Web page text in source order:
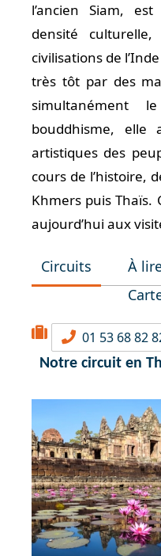
l’ancien Siam,
densité
civilisations de
très tôt par des
simultanément
bouddhisme, elle
artistiques des
cours de l’histoire,
Khmers puis Thaïs.
aujourd’hui aux
Circuits
À
01 53 68 82
Notre circuit en